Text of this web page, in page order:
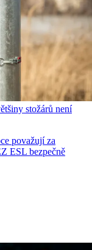
stožárů není
považují za
ESL bezpečně